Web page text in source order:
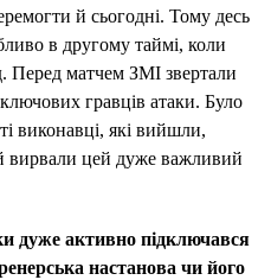
й сьогодні. Тому десь
в другому таймі, коли
Перед матчем ЗМІ звертали
гравців атаки. Було
виконавці, які вийшли,
вирвали цей дуже важливий
дуже активно підключався
настанова чи його